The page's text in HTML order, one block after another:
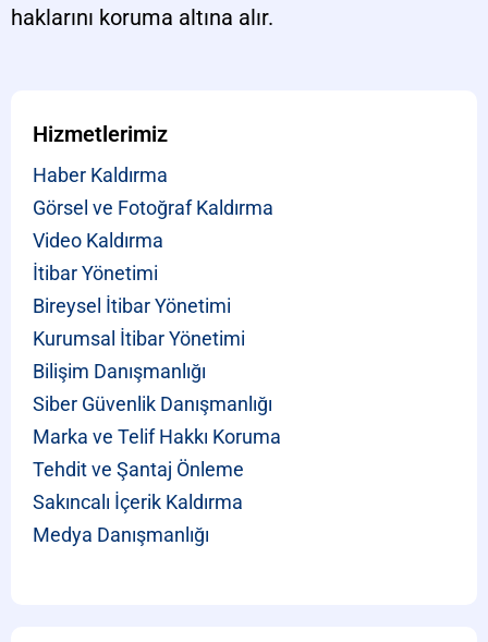
haklarını koruma altına alır.
Hizmetlerimiz
Haber Kaldırma
Görsel ve Fotoğraf Kaldırma
Video Kaldırma
İtibar Yönetimi
Bireysel İtibar Yönetimi
Kurumsal İtibar Yönetimi
Bilişim Danışmanlığı
Siber Güvenlik Danışmanlığı
Marka ve Telif Hakkı Koruma
Tehdit ve Şantaj Önleme
Sakıncalı İçerik Kaldırma
Medya Danışmanlığı